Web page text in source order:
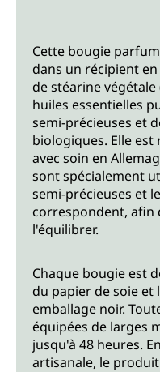
Cette bougie
dans un récipient
de stéarine
huiles essentielles
semi-précieuses et
biologiques. Elle
avec soin en
sont spécialement
semi-précieuses et
correspondent, afin
l'équilibrer.
Chaque bougie est
du papier de soie et
emballage noir.
équipées de larges
jusqu'à 48 heures.
artisanale, le